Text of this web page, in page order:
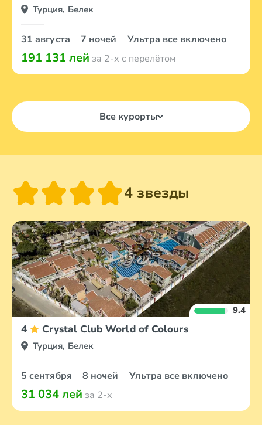
Турция, Белек
31 августа 7 ночей Ультра все включено
191 131 лей за 2-х с перелётом
Все курорты
4 звезды
9.4
4 Crystal Club World of Colours
Турция, Белек
5 сентября 8 ночей Ультра все включено
31 034 лей за 2-х